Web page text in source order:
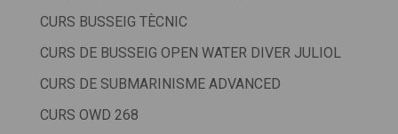
CURS BUSSEIG TÈCNIC
CURS DE BUSSEIG OPEN WATER DIVER JULIOL
CURS DE SUBMARINISME ADVANCED
CURS OWD 268